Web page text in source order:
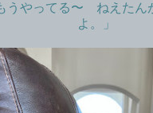
うやってる〜 ねえたん
よ。」